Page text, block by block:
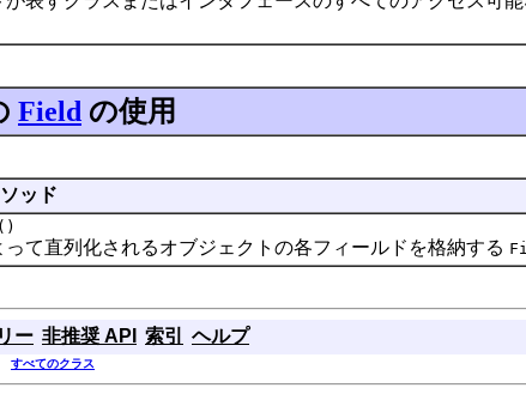
Field の使用
ッド
()
直列化されるオブジェクトの各フィールドを格納する
ー 非推奨 API 索引 ヘルプ
すべてのクラス